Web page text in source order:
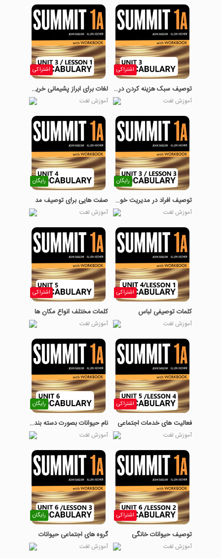
اشتراکی
توصیف سبک هزینه کردن در افراد
آموزش لغت
اشتراکی
لغات برای ابراز پشیمانی خریداران
آموزش لغت
رایگان
توصیف افراد در مدیریت خوب و بد پول
آموزش لغت
رایگان
صفت هایی برای توصیف مد
آموزش لغت
اشتراکی
کلمات توصیفی لباس
آموزش لغت
اشتراکی
کلمات مختلف انواع مکان ها
آموزش لغت
اشتراکی
فعالیت های خدمات اجتماعی
آموزش لغت
رایگان
نام حیوانات بصورت دسته بندی شده
آموزش لغت
اشتراکی
توصیف حیوانات خانگی
آموزش لغت
رایگان
گروه های اجتماعی حیوانات
آموزش لغت